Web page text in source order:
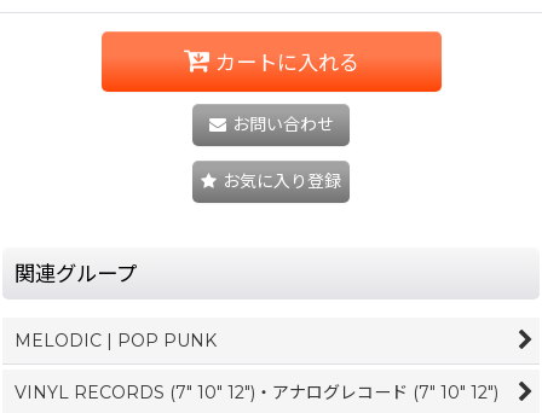
カートに入れる
お問い合わせ
お気に入り登録
関連グループ
MELODIC | POP PUNK
VINYL RECORDS (7" 10" 12")・アナログレコード (7" 10" 12")